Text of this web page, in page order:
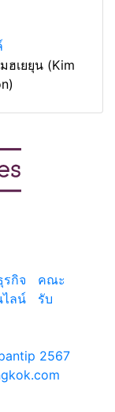
ฮเยยุน (Kim
กิจ
คณะ
ลน์
รับ
2567